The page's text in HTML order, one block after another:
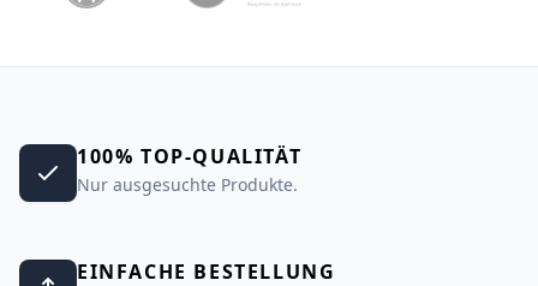
100% TOP-QUALITÄT
Nur ausgesuchte Produkte.
EINFACHE BESTELLUNG